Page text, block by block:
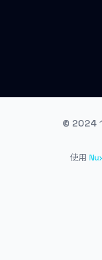
© 2024
使用